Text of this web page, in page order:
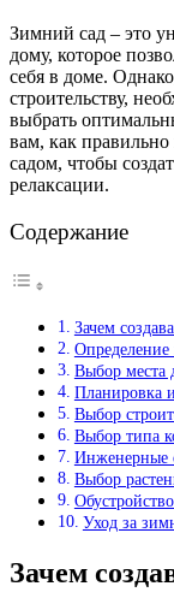
Зимний сад – это
дому, которое
себя в доме.
строительству,
выбрать
вам, как
садом, чтобы
релаксации.
Содержание
Зачем
Определение
Выбор места
Планировка
Выбор
Выбор типа
Инженерные
Выбор
Уход за
Зачем